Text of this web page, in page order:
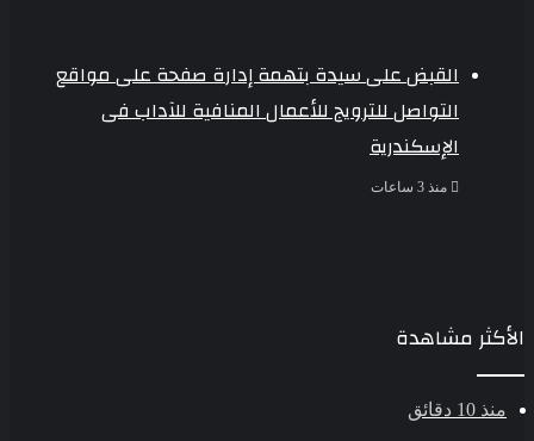
القبض على سيدة بتهمة إدارة صفحة على مواقع
التواصل للترويج للأعمال المنافية للآداب فى
الإسكندرية
منذ 3 ساعات
الأكثر مشاهدة
منذ 10 دقائق